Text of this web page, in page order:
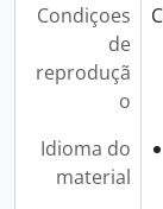
Condiçoes
de
reproduçã
o
Idioma do
material